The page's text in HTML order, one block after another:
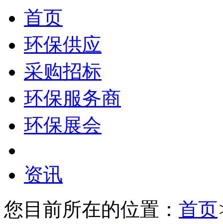
首页
环保供应
采购招标
环保服务商
环保展会
资讯
您目前所在的位置： 首页